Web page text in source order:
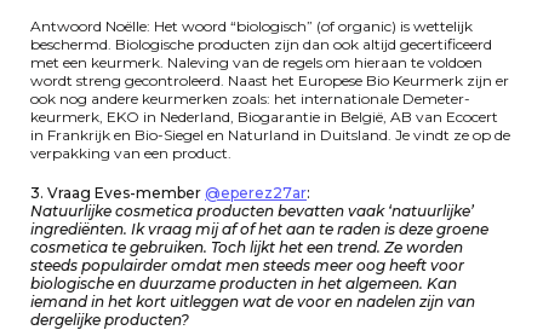
Antwoord Noëlle: Het woord “biologisch” (of organic) is wettelijk
beschermd. Biologische producten zijn dan ook altijd gecertificeerd
met een keurmerk. Naleving van de regels om hieraan te voldoen
wordt streng gecontroleerd. Naast het Europese Bio Keurmerk zijn er
ook nog andere keurmerken zoals: het internationale Demeter-
keurmerk, EKO in Nederland, Biogarantie in België, AB van Ecocert
in Frankrijk en Bio-Siegel en Naturland in Duitsland. Je vindt ze op de
verpakking van een product.
3. Vraag Eves-member @eperez27ar:
Natuurlijke cosmetica producten bevatten vaak ‘natuurlijke’
ingrediënten. Ik vraag mij af of het aan te raden is deze groene
cosmetica te gebruiken. Toch lijkt het een trend. Ze worden
steeds populairder omdat men steeds meer oog heeft voor
biologische en duurzame producten in het algemeen. Kan
iemand in het kort uitleggen wat de voor en nadelen zijn van
dergelijke producten?